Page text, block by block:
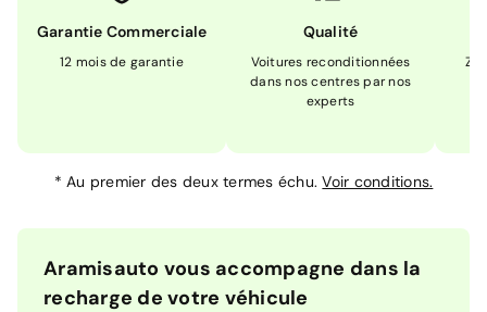
Garantie Commerciale
12 mois de garantie
Qualité
Voitures reconditionnées
dans nos centres par nos
experts
*Au premier des deux termes échu.Voir conditions.
Aramisauto vous accompagne dans la
recharge de votre véhicule